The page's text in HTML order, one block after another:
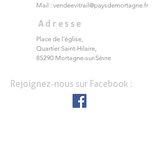
Mail : vendeevitrail@paysdemortagne.fr
Adresse
Place de l'église,
Quartier Saint-Hilaire,
85290 Mortagne-sur-Sèvre
Rejoignez-nous sur Facebook :